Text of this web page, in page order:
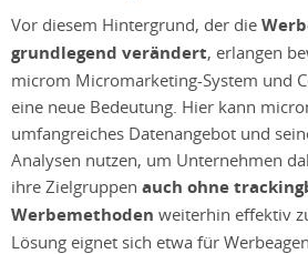
Vor diesem Hintergrund, der die
grundlegend verändert, erlangen
microm Micromarketing-System und
eine neue Bedeutung. Hier kann
umfangreiches Datenangebot und
Analysen nutzen, um Unternehmen
ihre Zielgruppen auch ohne
Werbemethoden weiterhin effektiv
Lösung eignet sich etwa für